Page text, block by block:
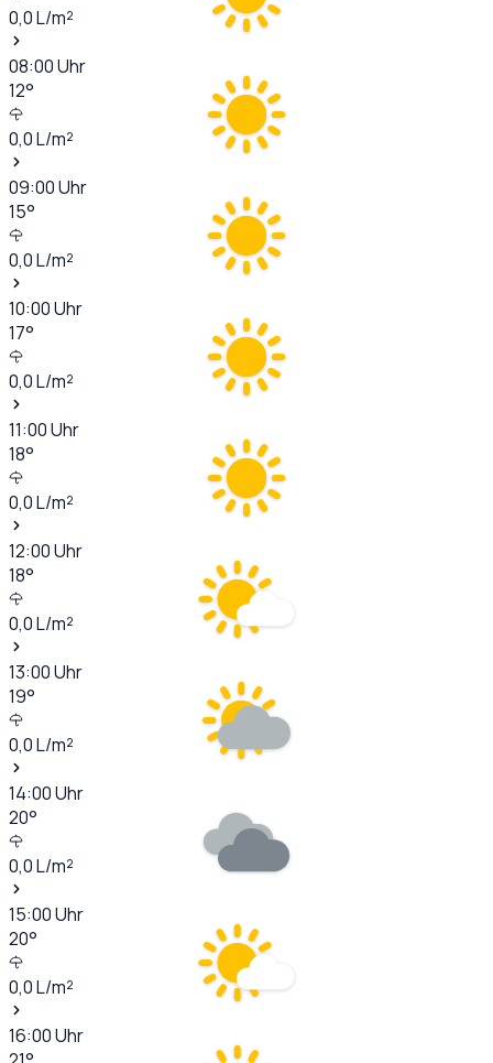
0,0L/m²
08:00Uhr
12°
0,0L/m²
09:00Uhr
15°
0,0L/m²
10:00Uhr
17°
0,0L/m²
11:00Uhr
18°
0,0L/m²
12:00Uhr
18°
0,0L/m²
13:00Uhr
19°
0,0L/m²
14:00Uhr
20°
0,0L/m²
15:00Uhr
20°
0,0L/m²
16:00Uhr